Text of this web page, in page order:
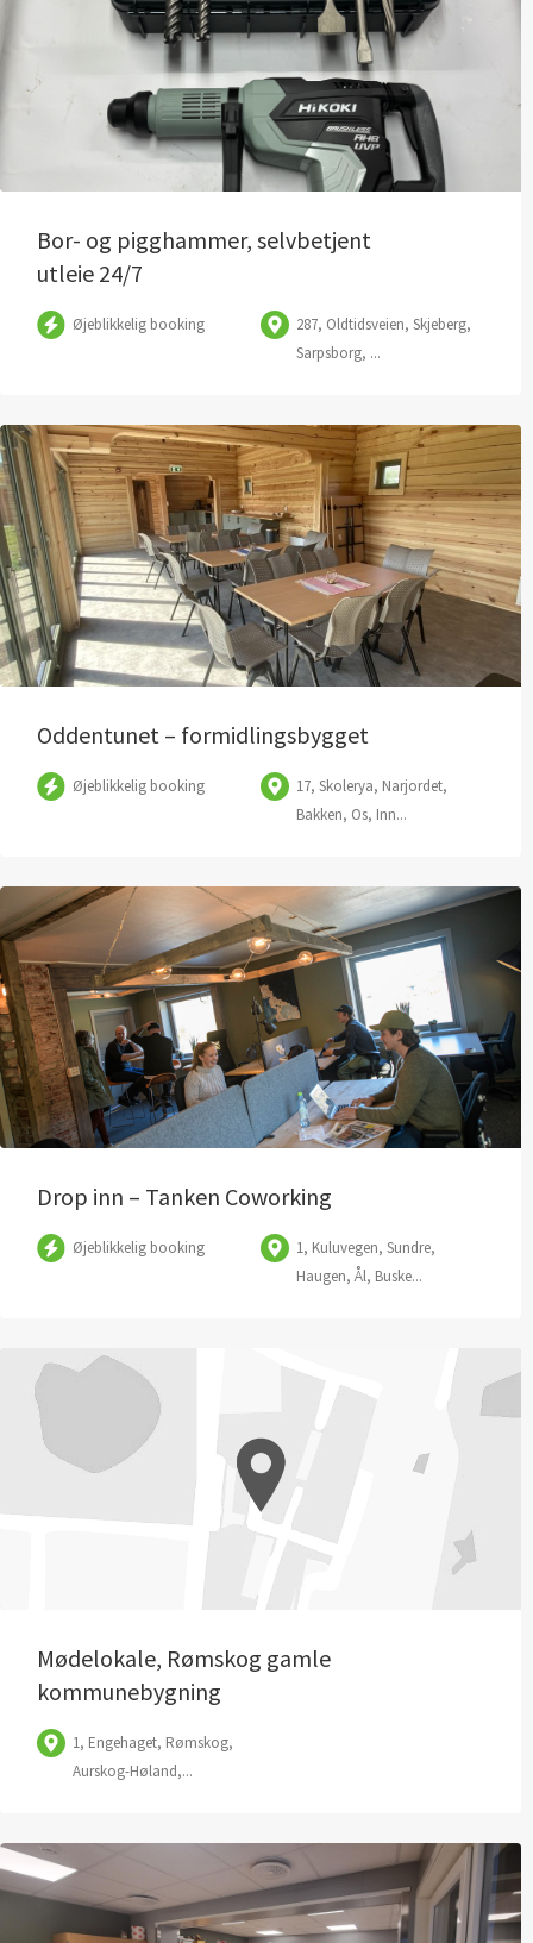
Bor- og pigghammer, selvbetjent
utleie 24/7
Øjeblikkelig booking
287, Oldtidsveien, Skjeberg,
Sarpsborg, ...
Oddentunet – formidlingsbygget
Øjeblikkelig booking
17, Skolerya, Narjordet,
Bakken, Os, Inn...
Drop inn – Tanken Coworking
Øjeblikkelig booking
1, Kuluvegen, Sundre,
Haugen, Ål, Buske...
Mødelokale, Rømskog gamle
kommunebygning
1, Engehaget, Rømskog,
Aurskog-Høland,...